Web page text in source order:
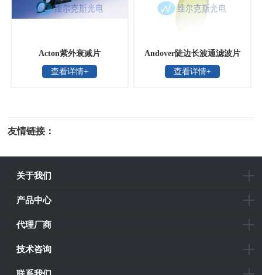
Acton紫外衰减片
查看详情+
Andover陡边长波通滤波片
查看详情+
友情链接：
关于我们
产品中心
代理厂商
技术咨询